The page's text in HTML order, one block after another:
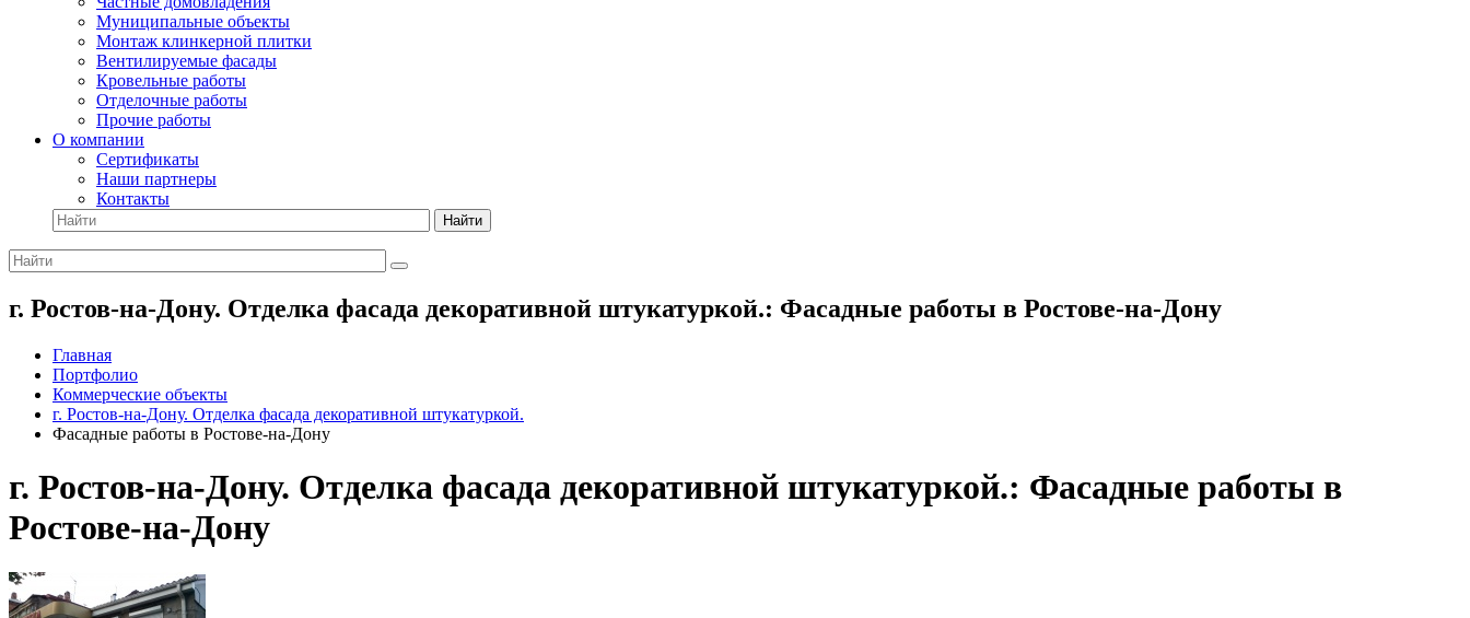
Муниципальные объекты
Монтаж клинкерной плитки
Вентилируемые фасады
Кровельные работы
Отделочные работы
Прочие работы
О компании
Сертификаты
Наши партнеры
Контакты
Найти
г. Ростов-на-Дону. Отделка фасада декоративной штукатуркой.: Фасадные работы в Ростове-на-Дону
Главная
Портфолио
Коммерческие объекты
г. Ростов-на-Дону. Отделка фасада декоративной штукатуркой.
Фасадные работы в Ростове-на-Дону
г. Ростов-на-Дону. Отделка фасада декоративной штукатуркой.: Фасадные работы в
Ростове-на-Дону